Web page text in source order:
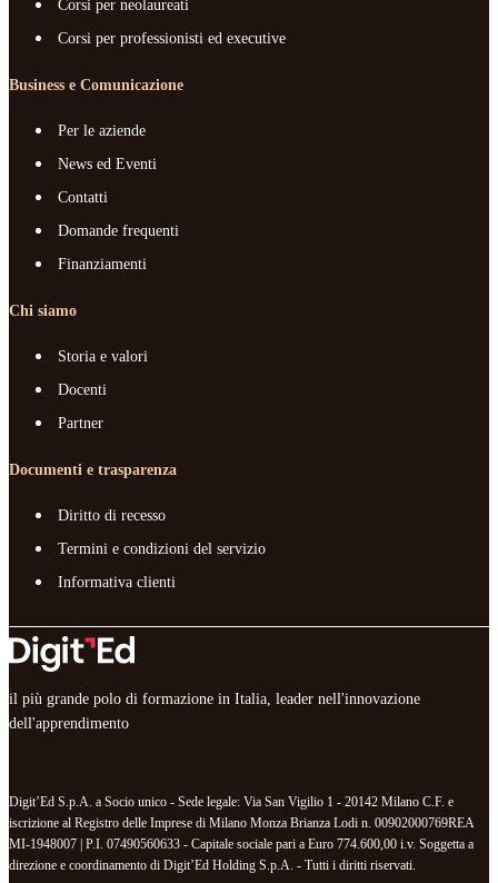
Corsi per neolaureati
Corsi per professionisti ed executive
Business e Comunicazione
Per le aziende
News ed Eventi
Contatti
Domande frequenti
Finanziamenti
Chi siamo
Storia e valori
Docenti
Partner
Documenti e trasparenza
Diritto di recesso
Termini e condizioni del servizio
Informativa clienti
il più grande polo di formazione in Italia, leader nell'innovazione
dell'apprendimento
Digit’Ed S.p.A. a Socio unico - Sede legale: Via San Vigilio 1 - 20142 Milano C.F. e
iscrizione al Registro delle Imprese di Milano Monza Brianza Lodi n. 00902000769REA
MI-1948007 | P.I. 07490560633 - Capitale sociale pari a Euro 774.600,00 i.v. Soggetta a
direzione e coordinamento di Digit’Ed Holding S.p.A. - Tutti i diritti riservati.